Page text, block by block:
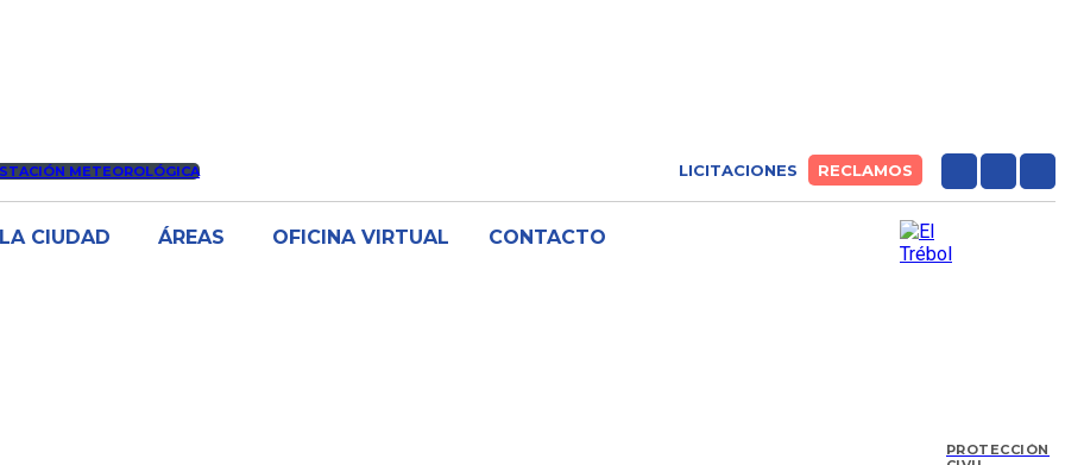
METEOROLÓGICA LICITACIONES RECLAMOS
LA CIUDAD ÁREAS OFICINA VIRTUAL CONTACTO
PROTECCIÓN